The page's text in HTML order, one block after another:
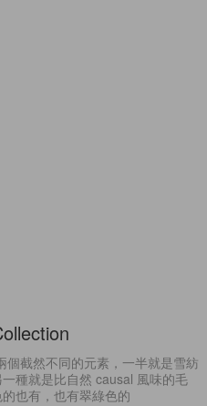
截然不同的元素，一半就是雪紡
種就是比自然 causal 風味的毛
也有，也有翠綠色的